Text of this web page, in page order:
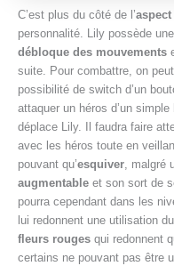
C’est plus du côté de l’aspect
personnalité. Lily possède une
débloque des mouvements
suite. Pour combattre, on
possibilité de switch d’un
attaquer un héros d’un
déplace Lily. Il faudra faire
avec les héros toute en
pouvant qu’esquiver, malgré
augmentable et son sort de
pourra cependant dans les
lui redonnent une utilisation
fleurs rouges qui redonnent
certains ne pouvant pas être